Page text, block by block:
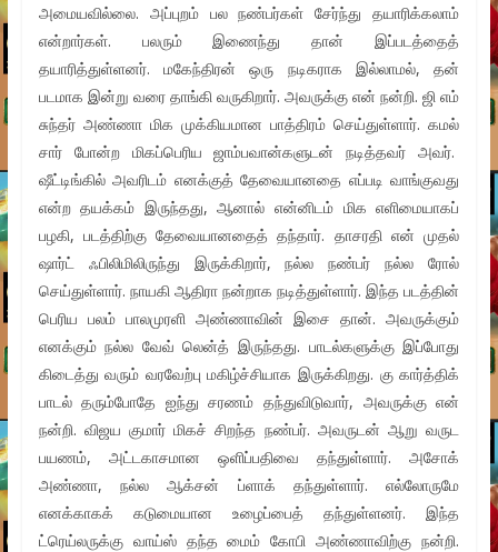
அமையவில்லை. அப்புறம் பல நண்பர்கள் சேர்ந்து தயாரிக்கலாம்
என்றார்கள். பலரும் இணைந்து தான் இப்படத்தைத்
தயாரித்துள்ளனர். மகேந்திரன் ஒரு நடிகராக இல்லாமல், தன்
படமாக இன்று வரை தாங்கி வருகிறார். அவருக்கு என் நன்றி. ஜி எம்
சுந்தர் அண்ணா மிக முக்கியமான பாத்திரம் செய்துள்ளார். கமல்
சார் போன்ற மிகப்பெரிய ஜாம்பவான்களுடன் நடித்தவர் அவர்.
ஷீட்டிங்கில் அவரிடம் எனக்குத் தேவையானதை எப்படி வாங்குவது
என்ற தயக்கம் இருந்தது, ஆனால் என்னிடம் மிக எளிமையாகப்
பழகி, படத்திற்கு தேவையானதைத் தந்தார். தாசரதி என் முதல்
ஷார்ட் ஃபிலிமிலிருந்து இருக்கிறார், நல்ல நண்பர் நல்ல ரோல்
செய்துள்ளார். நாயகி ஆதிரா நன்றாக நடித்துள்ளார். இந்த படத்தின்
பெரிய பலம் பாலமுரளி அண்ணாவின் இசை தான். அவருக்கும்
எனக்கும் நல்ல வேவ் லென்த் இருந்தது. பாடல்களுக்கு இப்போது
கிடைத்து வரும் வரவேற்பு மகிழ்ச்சியாக இருக்கிறது. கு கார்த்திக்
பாடல் தரும்போதே ஐந்து சரணம் தந்துவிடுவார், அவருக்கு என்
நன்றி. விஜய குமார் மிகச் சிறந்த நண்பர். அவருடன் ஆறு வருட
பயணம், அட்டகாசமான ஒளிப்பதிவை தந்துள்ளார். அசோக்
அண்ணா, நல்ல ஆக்சன் ப்ளாக் தந்துள்ளார். எல்லோருமே
எனக்காகக் கடுமையான உழைப்பைத் தந்துள்ளனர். இந்த
ட்ரெய்லருக்கு வாய்ஸ் தந்த மைம் கோபி அண்ணாவிற்கு நன்றி.